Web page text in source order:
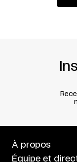
À propos
Équipe et